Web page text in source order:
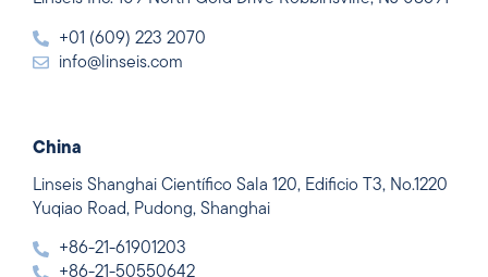
+01 (609) 223 2070
info@linseis.com
China
Linseis Shanghai Científico Sala 120, Edificio T3, No.1220
Yuqiao Road, Pudong, Shanghai
+86-21-61901203
+86-21-50550642